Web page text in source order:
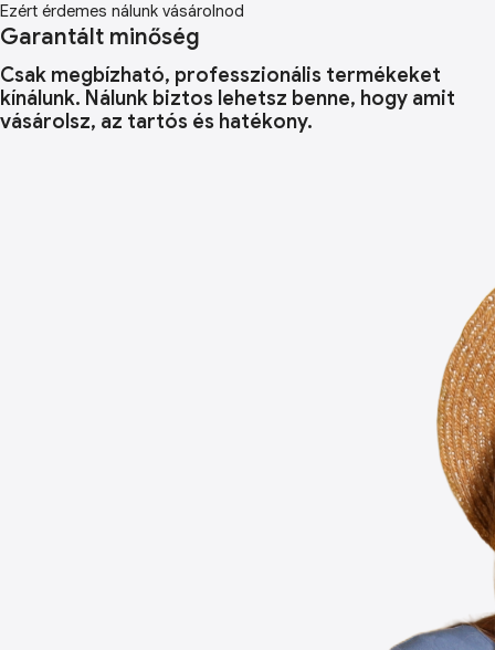
Ezért érdemes nálunk vásárolnod
Garantált minőség
Csak megbízható, professzionális termékeket
kínálunk. Nálunk biztos lehetsz benne, hogy amit
vásárolsz, az tartós és hatékony.